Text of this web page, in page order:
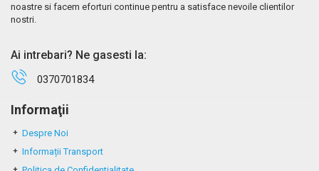
noastre si facem eforturi continue pentru a satisface nevoile clientilor
nostri.
Ai intrebari? Ne gasesti la:
0370701834
Informaţii
Despre Noi
Informații Transport